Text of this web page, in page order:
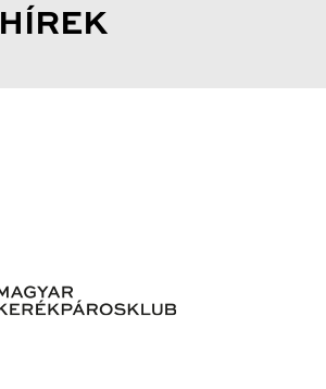
HÍREK